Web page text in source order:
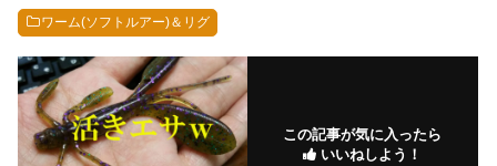
ワーム(ソフトルアー)＆リグ
この記事が気に入ったら
いいねしよう！